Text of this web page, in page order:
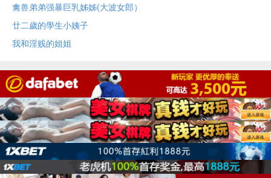
禽兽弟弟强暴巨乳姊姊(大波女郎）
廿二歲的學生小姨子
我和淫贱的姐姐